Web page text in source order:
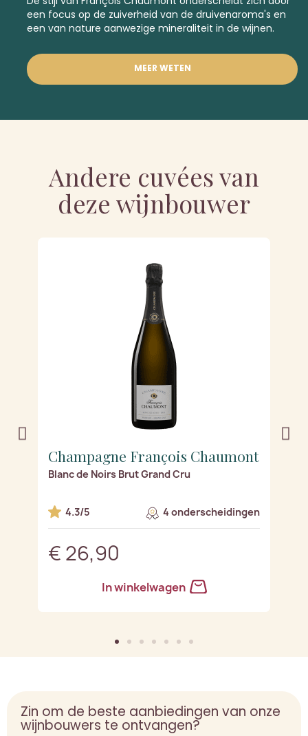
een focus op de zuiverheid van de druivenaroma's en
een van nature aanwezige mineraliteit in de wijnen.
MEER WETEN
Andere cuvées van
deze wijnbouwer
Champagne François Chaumont
Blanc de Noirs Brut Grand Cru
4.3/5 4 onderscheidingen
€ 26,90
In winkelwagen
Zin om de beste aanbiedingen van onze
wijnbouwers te ontvangen?